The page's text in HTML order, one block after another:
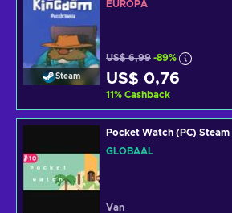
Steam
EUROPA
US$ 6,99 -89%
US$ 0,76
11% Cashback
Pocket Watch (PC) Steam
GLOBAAL
Van